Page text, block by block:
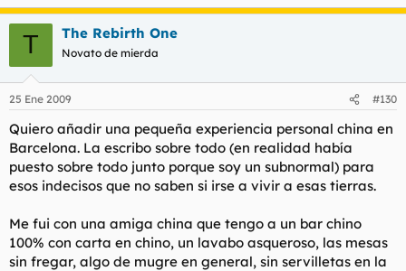
T The Rebirth One
Novato de mierda
25 Ene 2009 #130
Quiero añadir una pequeña experiencia personal china en
Barcelona. La escribo sobre todo (en realidad había
puesto sobre todo junto porque soy un subnormal) para
esos indecisos que no saben si irse a vivir a esas tierras.
Me fui con una amiga china que tengo a un bar chino
100% con carta en chino, un lavabo asqueroso, las mesas
sin fregar, algo de mugre en general, sin servilletas en la